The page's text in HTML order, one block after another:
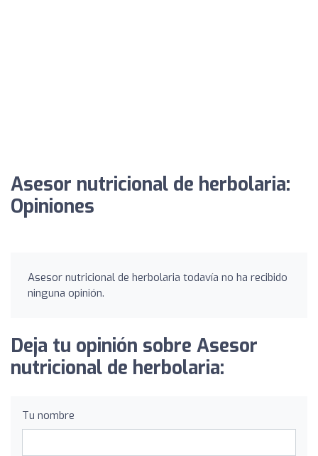
Asesor nutricional de herbolaria:
Opiniones
Asesor nutricional de herbolaria todavía no ha recibido
ninguna opinión.
Deja tu opinión sobre Asesor
nutricional de herbolaria:
Tu nombre